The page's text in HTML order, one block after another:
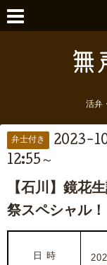
活弁
弁士付き
2023-
12:55～
【石川】鏡花
祭スペシャル
日 時